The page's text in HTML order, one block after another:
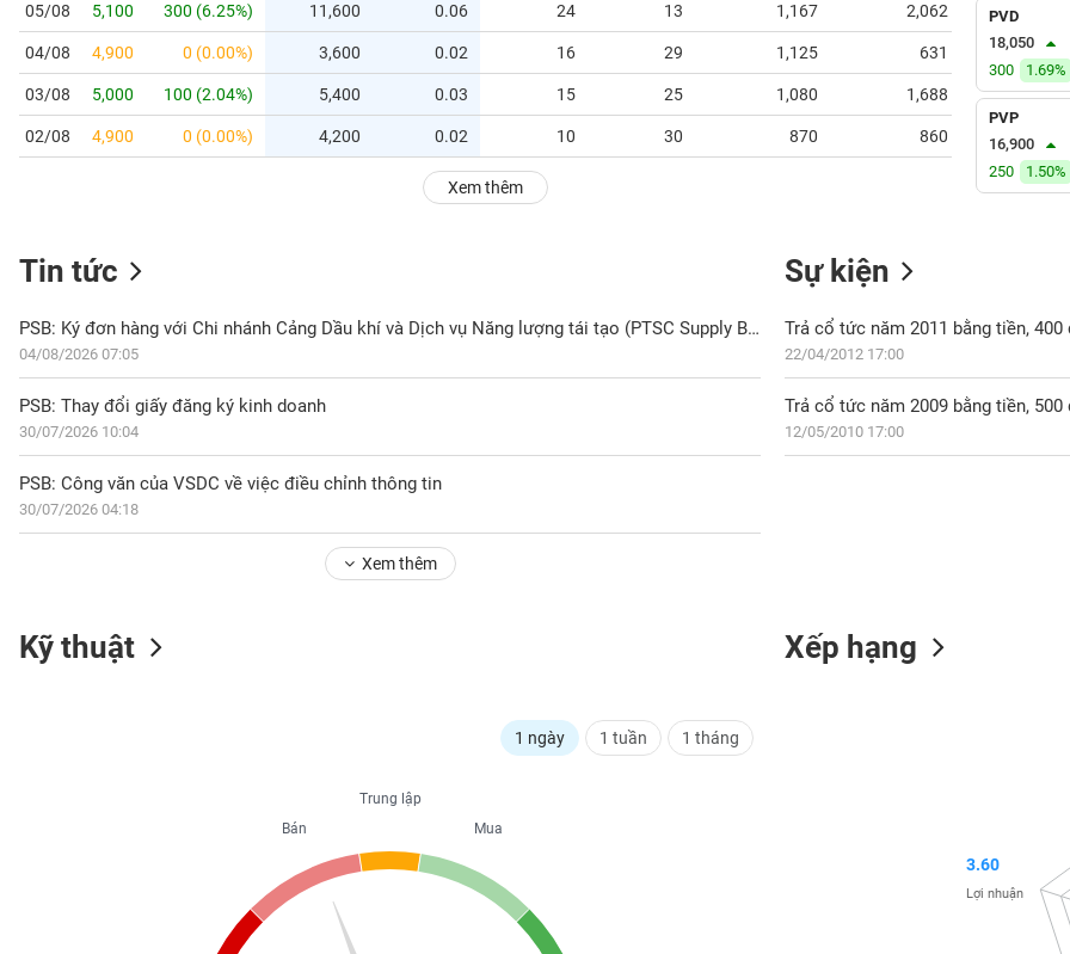
05/08 5,100 300 (6.25%) 11,600 0.06 24 13 1,167 2,062
04/08 4,900 0 (0.00%) 3,600 0.02 16 29 1,125 631 0.00
03/08 5,000 100 (2.04%) 5,400 0.03 15 25 1,080 1,688 0.00
02/08 4,900 0 (0.00%) 4,200 0.02 10 30 870 860 0.00
Xem thêm
PVD
18,050
300
1.69%
PVP
16,900
250
1.50%
Tin tức
PSB: Ký đơn hàng với Chi nhánh Cảng Dầu khí và Dịch vụ Năng lượng tái tạo (PTSC Supply Base)
04/08/2026 07:05
PSB: Thay đổi giấy đăng ký kinh doanh
30/07/2026 10:04
PSB: Công văn của VSDC về việc điều chỉnh thông tin
30/07/2026 04:18
Xem thêm
Sự kiện
Trả cổ tức năm 2011 bằng tiền, 400
22/04/2012 17:00
Trả cổ tức năm 2009 bằng tiền, 500
12/05/2010 17:00
Kỹ thuật
1 ngày 1 tuần 1 tháng
Trung lập
Mua
Bán
Xếp hạng
3.60
Lợi nhuận
PHÂN
TÍCH
VIETSTOCKFINANCE
DOANH
NGHIỆP
CỔ
PHIẾU
SINH